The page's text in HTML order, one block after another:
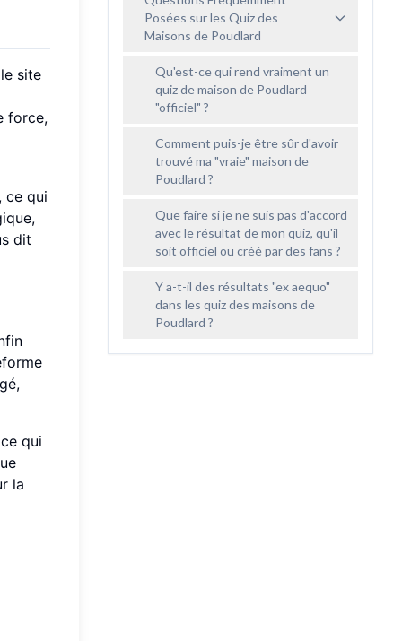
site
force,
ce qui
dit
qui
la
Posées sur les Quiz des
Maisons de Poudlard
Qu'est-ce qui rend vraiment un
quiz de maison de Poudlard
"officiel" ?
Comment puis-je être sûr d'avoir
trouvé ma "vraie" maison de
Poudlard ?
Que faire si je ne suis pas d'accord
avec le résultat de mon quiz, qu'il
soit officiel ou créé par des fans ?
Y a-t-il des résultats "ex aequo"
dans les quiz des maisons de
Poudlard ?